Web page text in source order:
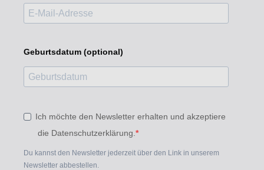
Geburtsdatum (optional)
Ich möchte den Newsletter erhalten und akzeptiere
die Datenschutzerklärung.
Du kannst den Newsletter jederzeit über den Link in unserem
Newsletter abbestellen.